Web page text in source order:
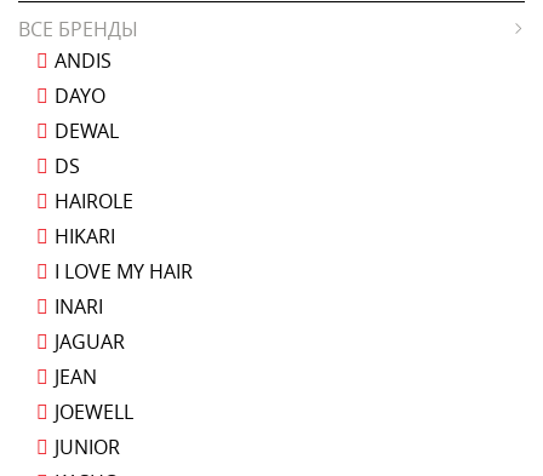
ВСЕ БРЕНДЫ
ANDIS
DAYO
DEWAL
DS
HAIROLE
HIKARI
I LOVE MY HAIR
INARI
JAGUAR
JEAN
JOEWELL
JUNIOR